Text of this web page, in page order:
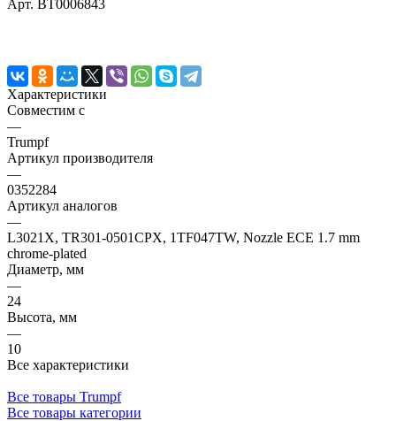
Арт. BT0006843
Характеристики
Совместим с
—
Trumpf
Артикул производителя
—
0352284
Артикул аналогов
—
L3021X, TR301-0501CPX, 1TF047TW, Nozzle ECE 1.7 mm
chrome-plated
Диаметр, мм
—
24
Высота, мм
—
10
Все характеристики
Все товары Trumpf
Все товары категории